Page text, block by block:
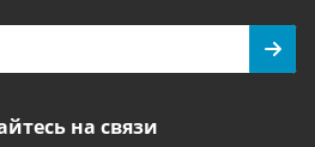
на связи